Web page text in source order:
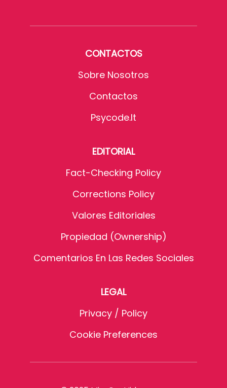
CONTACTOS
Sobre Nosotros
Contactos
Psycode.it
EDITORIAL
Fact-Checking Policy
Corrections Policy
Valores Editoriales
Propiedad (Ownership)
Comentarios En Las Redes Sociales
LEGAL
Privacy / Policy
Cookie Preferences